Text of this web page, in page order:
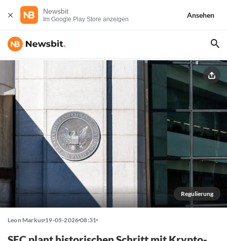
Newsbit
Im Google Play Store anzeigen
Ansehen
Regulierung
Leon Markus 19-05-2026 08:31